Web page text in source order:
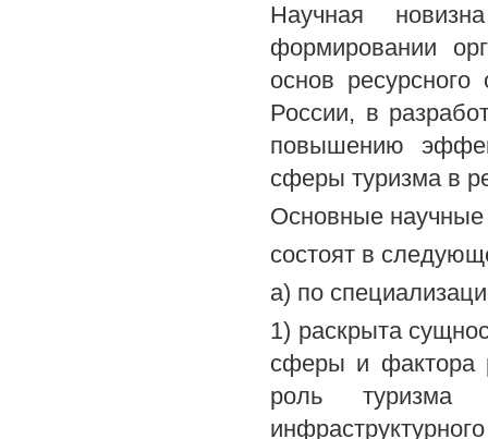
Научная
формировании
основ
России, в
повышению
сферы туризма в
Основные научные
состоят в
а) по
1) раскрыта
сферы и фактора
роль туризма